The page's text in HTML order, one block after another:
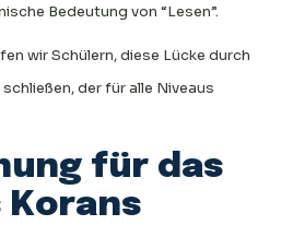
Bedeutung von “Lesen”.
wir Schülern, diese Lücke durch
schließen, der für alle Niveaus
für das
Korans